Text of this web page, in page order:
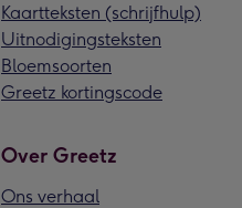
Kaartteksten (schrijfhulp)
Uitnodigingsteksten
Bloemsoorten
Greetz kortingscode
Over Greetz
Ons verhaal